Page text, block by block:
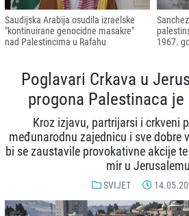
Saudijska Arabija osudila izraelske
"kontinuirane genocidne masakre"
nad Palestincima u Rafahu
1967.
Poglavari Crkava u
progona Palestinaca
Kroz izjavu, partrijarsi i crkveni
međunarodnu zajednicu i sve dobre
bi se zaustavile provokativne akcije
mir u
SVIJET